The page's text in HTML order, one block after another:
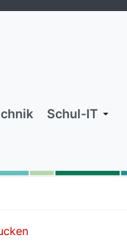
Schul-IT